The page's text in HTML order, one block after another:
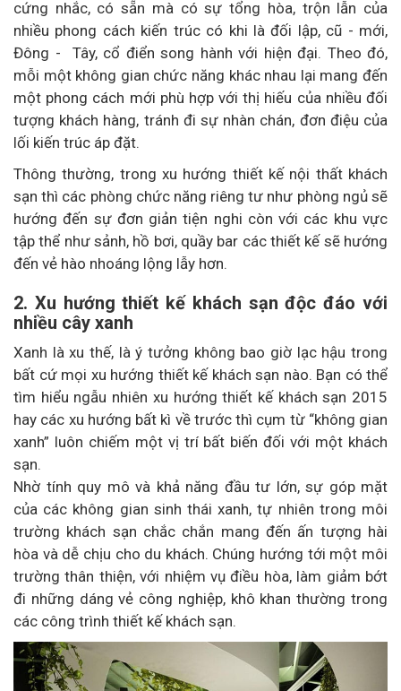
cứng nhắc, có sẵn mà có sự tổng hòa, trộn lẫn của
nhiều phong cách kiến trúc có khi là đối lập, cũ - mới,
Đông - Tây, cổ điển song hành với hiện đại. Theo đó,
mỗi một không gian chức năng khác nhau lại mang đến
một phong cách mới phù hợp với thị hiếu của nhiều đối
tượng khách hàng, tránh đi sự nhàn chán, đơn điệu của
lối kiến trúc áp đặt.
Thông thường, trong xu hướng thiết kế nội thất khách
sạn thì các phòng chức năng riêng tư như phòng ngủ sẽ
hướng đến sự đơn giản tiện nghi còn với các khu vực
tập thể như sảnh, hồ bơi, quầy bar các thiết kế sẽ hướng
đến vẻ hào nhoáng lộng lẫy hơn.
2. Xu hướng thiết kế khách sạn độc đáo với
nhiều cây xanh
Xanh là xu thế, là ý tưởng không bao giờ lạc hậu trong
bất cứ mọi xu hướng thiết kế khách sạn nào. Bạn có thể
tìm hiểu ngẫu nhiên xu hướng thiết kế khách sạn 2015
hay các xu hướng bất kì về trước thì cụm từ “không gian
xanh” luôn chiếm một vị trí bất biến đối với một khách
sạn.
Nhờ tính quy mô và khả năng đầu tư lớn, sự góp mặt
của các không gian sinh thái xanh, tự nhiên trong môi
trường khách sạn chắc chắn mang đến ấn tượng hài
hòa và dễ chịu cho du khách. Chúng hướng tới một môi
trường thân thiện, với nhiệm vụ điều hòa, làm giảm bớt
đi những dáng vẻ công nghiệp, khô khan thường trong
các công trình thiết kế khách sạn.